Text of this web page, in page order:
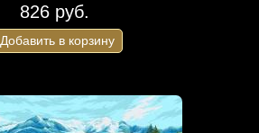
826 руб.
Добавить в корзину